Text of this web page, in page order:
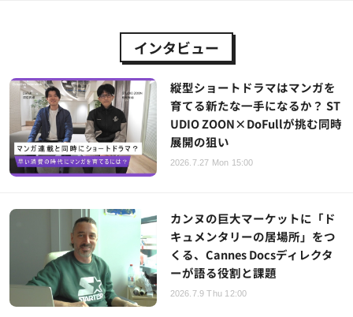
インタビュー
縦型ショートドラマはマンガを
育てる新たな一手になるか？ ST
UDIO ZOON×DoFullが挑む同時
展開の狙い
2026.7.27 Mon 15:00
カンヌの巨大マーケットに「ド
キュメンタリーの居場所」をつ
くる、Cannes Docsディレクタ
ーが語る役割と課題
2026.7.9 Thu 12:00